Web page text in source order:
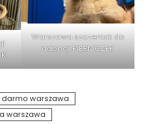
Warszawa szczeniak do
adopcji PIERNICZEK
darmo warszawa
warszawa